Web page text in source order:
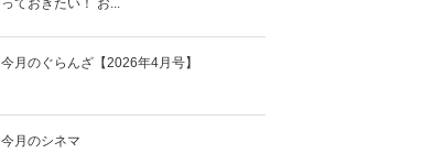
っておきたい！ お...
今月のぐらんざ【2026年4月号】
今月のシネマ